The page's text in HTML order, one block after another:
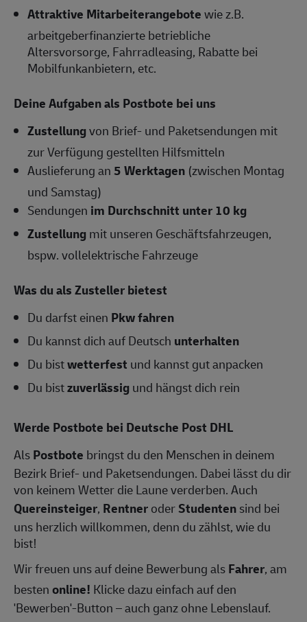
Attraktive Mitarbeiterangebotewie z.B.
arbeitgeberfinanzierte betriebliche
Altersvorsorge, Fahrradleasing, Rabatte bei
Mobilfunkanbietern, etc.
Deine Aufgaben als Postbote bei uns
Zustellungvon Brief- und Paketsendungen mit
zur Verfügung gestellten Hilfsmitteln
Auslieferung an5 Werktagen (zwischen Montag
und Samstag)
Sendungen im Durchschnitt unter 10 kg
Zustellungmit unseren Geschäftsfahrzeugen,
bspw. vollelektrische Fahrzeuge
Was du als Zusteller bietest
Du darfst einen Pkw fahren
Du kannst dich auf Deutsch unterhalten
Du bistwetterfest und kannst gut anpacken
Du bistzuverlässigund hängst dich rein
Werde Postbote bei Deutsche Post DHL
AlsPostbote bringst du den Menschen in deinem
Bezirk Brief- und Paketsendungen. Dabei lässt du dir
von keinem Wetter die Laune verderben. Auch
Quereinsteiger, RentneroderStudentensind bei
uns herzlich willkommen, denn du zählst, wie du
bist!
Wir freuen uns auf deine Bewerbung alsFahrer, am
bestenonline! Klicke dazu einfach auf den
'Bewerben'-Button – auch ganz ohne Lebenslauf.